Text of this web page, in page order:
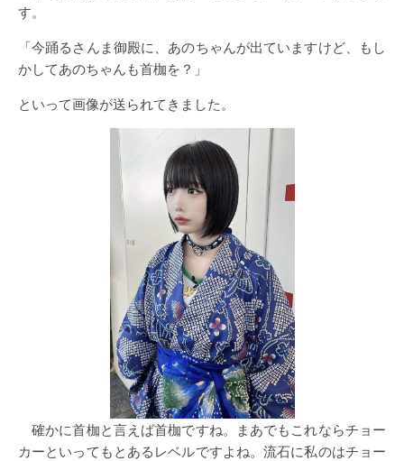
す。
「今踊るさんま御殿に、あのちゃんが出ていますけど、もし
かしてあのちゃんも首枷を？」
といって画像が送られてきました。
確かに首枷と言えば首枷ですね。まあでもこれならチョー
カーといってもとあるレベルですよね。流石に私のはチョー